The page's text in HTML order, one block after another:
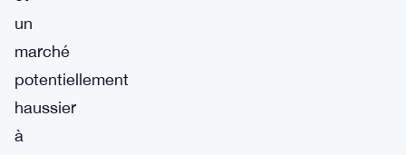
un
marché
potentiellement
haussier
à